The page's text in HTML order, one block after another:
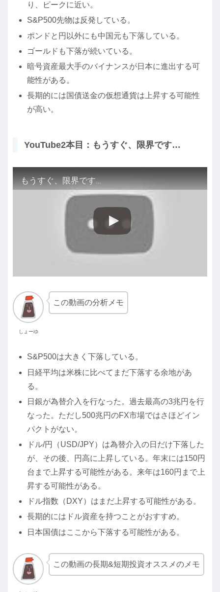
り、ピークに近い。
S&P500先物は反発している。
ポンドと円以外にも中国元も下落している。
ゴールドも下落が続いている。
暗号資産最大手のバイナンスが日本に進出する可
能性がある。
長期的には国債送金の仮想通貨は上昇する可能性
が高い。
YouTube2本目：もうすぐ、限界です…
もうすぐ、限界です…
しょーゆ
この動画の分析メモ
S&P500は大きく下落している。
日経平均は米株に比べてまだ下落する余地があ
る。
日銀が為替介入を行なった。過去最高の3兆円を行
なった。ただし500兆円のFX市場ではさほどイン
パクトがない。
ドル/円（USD/JPY）は為替介入の日だけ下落した
が、その後、円高に上昇している。年末には150円
台まで上昇する可能性がある。来年は160円まで上
昇する可能性がある。
ドル指数（DXY）はまだ上昇する可能性がある。
長期的にはドル資産を持つことがおすすめ。
日本国債はここから下落する可能性がある。
この動画の長期&短期投資オススメのメモ